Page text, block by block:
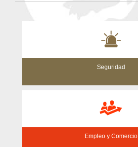
Seguridad
Empleo y Comercio